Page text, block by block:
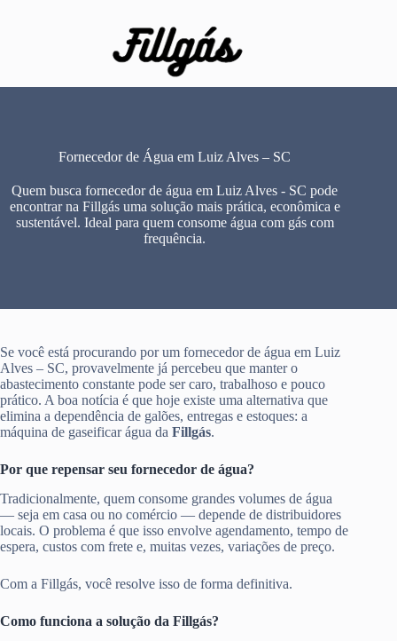
Fornecedor de Água em Luiz Alves – SC
Quem busca fornecedor de água em Luiz Alves - SC pode
encontrar na Fillgás uma solução mais prática, econômica e
sustentável. Ideal para quem consome água com gás com
frequência.
Se você está procurando por um fornecedor de água em Luiz
Alves – SC, provavelmente já percebeu que manter o
abastecimento constante pode ser caro, trabalhoso e pouco
prático. A boa notícia é que hoje existe uma alternativa que
elimina a dependência de galões, entregas e estoques: a
máquina de gaseificar água da Fillgás.
Por que repensar seu fornecedor de água?
Tradicionalmente, quem consome grandes volumes de água
— seja em casa ou no comércio — depende de distribuidores
locais. O problema é que isso envolve agendamento, tempo de
espera, custos com frete e, muitas vezes, variações de preço.
Com a Fillgás, você resolve isso de forma definitiva.
Como funciona a solução da Fillgás?